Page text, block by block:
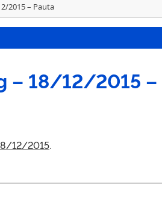
2015 – Pauta
– 18/12/2015 –
12/2015.